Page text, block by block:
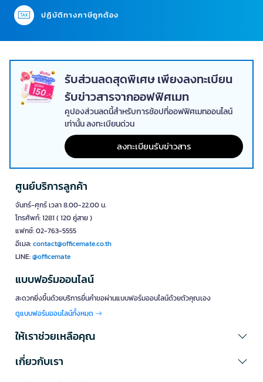
ปฏิบัติทางภาษีถูกต้อง
รับส่วนลดสุดพิเศษ เพียงลงทะเบียน
รับข่าวสารจากออฟฟิศเมท
คูปองส่วนลดนี้สำหรับการช้อปที่ออฟฟิศเมทออนไลน์
เท่านั้น ลงทะเบียนด่วน
ลงทะเบียนรับข่าวสาร
ศูนย์บริการลูกค้า
จันทร์-ศุกร์ เวลา 8.00-22.00 น.
โทรศัพท์: 1281 ( 120 คู่สาย )
แฟกซ์: 02-763-5555
อีเมล:contact@officemate.co.th
LINE:@officemate
แบบฟอร์มออนไลน์
สะดวกยิ่งขึ้นด้วยบริการยื่นคำขอผ่านแบบฟอร์มออนไลน์ด้วยตัวคุณเอง
ดูแบบฟอร์มออนไลน์ทั้งหมด
ให้เราช่วยเหลือคุณ
เกี่ยวกับเรา